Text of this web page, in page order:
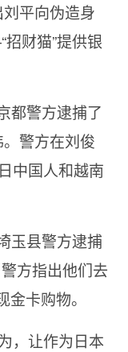
平向伪造身
财猫”提供银
都警方逮捕了
警方在刘俊
中国人和越南
玉县警方逮捕
方指出他们去
卡购物。
，让作为日本